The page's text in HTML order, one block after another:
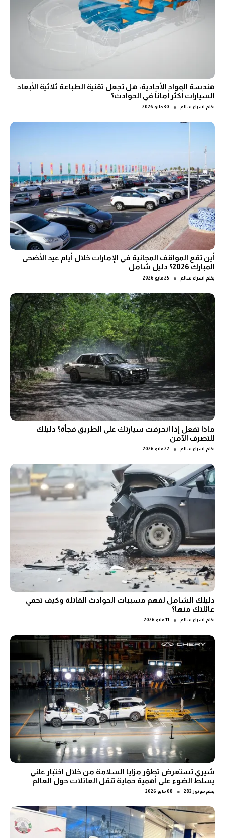
هندسة المواد الأحادية: هل تجعل تقنية الطباعة ثلاثية الأبعاد
السيارات أكثر أماناً في الحوادث؟
بقلم اسراء سالم ● 30 مايو 2026
أين تقع المواقف المجانية في الإمارات خلال أيام عيد الأضحى
المبارك 2026؟ دليل شامل
بقلم اسراء سالم ● 25 مايو 2026
ماذا تفعل إذا انحرفت سيارتك على الطريق فجأة؟ دليلك
للتصرف الآمن
بقلم اسراء سالم ● 22 مايو 2026
دليلك الشامل لفهم مسببات الحوادث القاتلة وكيف تحمي
عائلتك منها؟
بقلم اسراء سالم ● 11 مايو 2026
شيري تستعرض تطوّر مزايا السلامة من خلال اختبار علني
يسلط الضوء على أهمية حماية تنقل العائلات حول العالم
بقلم موتور 283 ● 08 مايو 2026